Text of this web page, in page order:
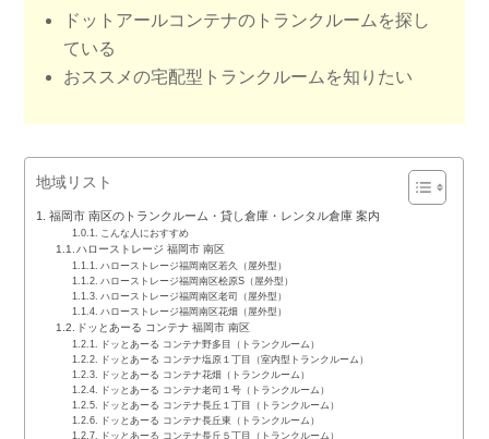
ドットアールコンテナのトランクルームを探し
ている
おススメの宅配型トランクルームを知りたい
地域リスト
福岡市 南区のトランクルーム・貸し倉庫・レンタル倉庫 案内
こんな人におすすめ
ハローストレージ 福岡市 南区
ハローストレージ福岡南区若久（屋外型）
ハローストレージ福岡南区桧原S（屋外型）
ハローストレージ福岡南区老司（屋外型）
ハローストレージ福岡南区花畑（屋外型）
ドッとあーる コンテナ 福岡市 南区
ドッとあーる コンテナ野多目（トランクルーム）
ドッとあーる コンテナ塩原１丁目（室内型トランクルーム）
ドッとあーる コンテナ花畑（トランクルーム）
ドッとあーる コンテナ老司１号（トランクルーム）
ドッとあーる コンテナ長丘１丁目（トランクルーム）
ドッとあーる コンテナ長丘東（トランクルーム）
ドッとあーる コンテナ長丘５丁目（トランクルーム）